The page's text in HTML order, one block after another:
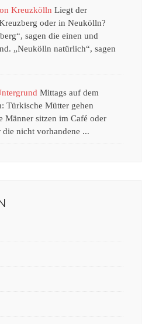
Kreuzkölln Liegt der
oder in Neukölln?
sagen die einen und
„Neukölln natürlich“, sagen
Mittags auf dem
Türkische Mütter gehen
Männer sitzen im Café oder
die nicht vorhandene ...